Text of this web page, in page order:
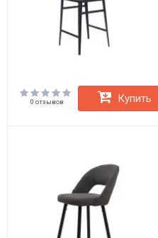
0 отзывов Купить